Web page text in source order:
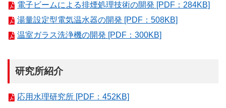
電子ビームによる排煙処理技術の開発 [PDF：284KB]
湯量設定型電気温水器の開発 [PDF：508KB]
温室ガラス洗浄機の開発 [PDF：300KB]
研究所紹介
応用水理研究所 [PDF：452KB]